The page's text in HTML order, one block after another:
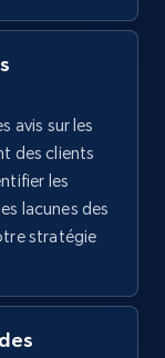
Initial
more.
products
avis sur les
des clients
les
lacunes des
stratégie